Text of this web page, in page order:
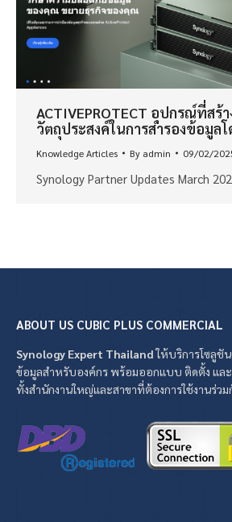
ACTIVEPROTECT อุปกรณ์ที่สร้
วัตถุประสงค์ในการสำรองข้อมูล
Knowledge Articles By admin 09/02/
Synology Partner Updates March
ABOUT US CUBIC PLUS COMMERCIAL
Synology Expert Thailandให้บริการโซลูชั
ข้อมูลสำหรับองค์กร พร้อมออกแบบ ติดตั้ง แล
ทั้งสำนักงานใหญ่และสาขาที่ต้องการใช้งานร่ว